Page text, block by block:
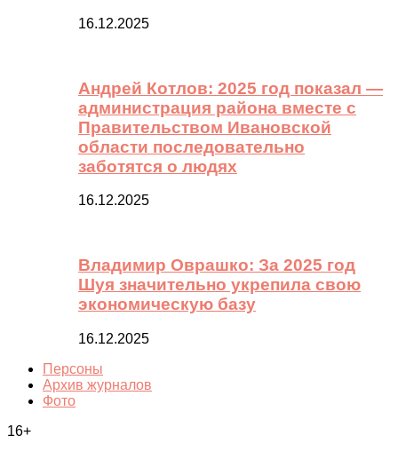
16.12.2025
Андрей Котлов: 2025 год показал —
администрация района вместе с
Правительством Ивановской
области последовательно
заботятся о людях
16.12.2025
Владимир Оврашко: За 2025 год
Шуя значительно укрепила свою
экономическую базу
16.12.2025
Персоны
Архив журналов
Фото
16+